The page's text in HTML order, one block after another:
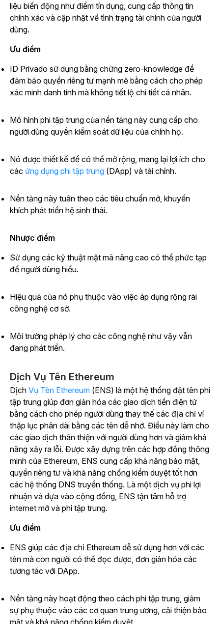
liệu biến động như điểm tín dụng, cung cấp thông tin
chính xác và cập nhật về tình trạng tài chính của người
dùng.
Ưu điểm
ID Privado sử dụng bằng chứng zero-knowledge để
đảm bảo quyền riêng tư mạnh mẽ bằng cách cho phép
xác minh danh tính mà không tiết lộ chi tiết cá nhân.
Mô hình phi tập trung của nền tảng này cung cấp cho
người dùng quyền kiểm soát dữ liệu của chính họ.
Nó được thiết kế để có thể mở rộng, mang lại lợi ích cho
các ứng dụng phi tập trung (DApp) và tài chính.
Nền tảng này tuân theo các tiêu chuẩn mở, khuyến
khích phát triển hệ sinh thái.
Nhược điểm
Sử dụng các kỹ thuật mật mã nâng cao có thể phức tạp
để người dùng hiểu.
Hiệu quả của nó phụ thuộc vào việc áp dụng rộng rãi
công nghệ cơ sở.
Môi trường pháp lý cho các công nghệ như vậy vẫn
đang phát triển.
Dịch Vụ Tên Ethereum
Dịch Vụ Tên Ethereum (ENS) là một hệ thống đặt tên phi
tập trung giúp đơn giản hóa các giao dịch tiền điện tử
bằng cách cho phép người dùng thay thế các địa chỉ ví
thập lục phân dài bằng các tên dễ nhớ. Điều này làm cho
các giao dịch thân thiện với người dùng hơn và giảm khả
năng xảy ra lỗi. Được xây dựng trên các hợp đồng thông
minh của Ethereum, ENS cung cấp khả năng bảo mật,
quyền riêng tư và khả năng chống kiểm duyệt tốt hơn
các hệ thống DNS truyền thống. Là một dịch vụ phi lợi
nhuận và dựa vào cộng đồng, ENS tận tâm hỗ trợ
internet mở và phi tập trung.
Ưu điểm
ENS giúp các địa chỉ Ethereum dễ sử dụng hơn với các
tên mà con người có thể đọc được, đơn giản hóa các
tương tác với DApp.
Nền tảng này hoạt động theo cách phi tập trung, giảm
sự phụ thuộc vào các cơ quan trung ương, cải thiện bảo